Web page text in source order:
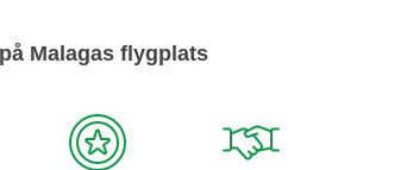
Malagas flygplats